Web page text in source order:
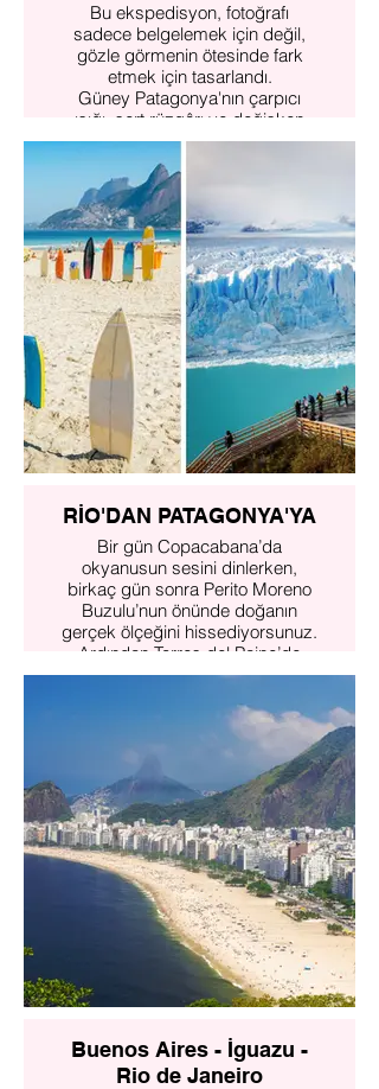
Bu ekspedisyon, fotoğrafı
sadece belgelemek için değil,
gözle görmenin ötesinde fark
etmek için tasarlandı.
Güney Patagonya'nın çarpıcı
ışığı, sert rüzgârı ve değişken
havası bize her gün yeni bir
yüzünü gösterecek.
Andlar’ın gölgesinden buzullara,
guanaco sürülerinden puma
izlerine kadar uzanan bu
yolculukta,
deklanşöre basmadan önce
durmayı, beklemeyi ve sahnenin
kendi ritmini tanımayı
öğreneceğiz.
Zamanla yarışmayacağız.
Her gün, doğanın sunduğu
kadarını alacağız. Ne eksik, ne
fazla.
Daha fazlasını incele
RİO'DAN PATAGONYA'YA
Bir gün Copacabana’da
okyanusun sesini dinlerken,
birkaç gün sonra Perito Moreno
Buzulu’nun önünde doğanın
gerçek ölçeğini hissediyorsunuz.
Ardından Torres del Paine’de
granit kulelerin gölgesinde,
coğrafyanın içinde buluyorsunuz
Daha fazlasını incele
Buenos Aires - İguazu -
Rio de Janeiro